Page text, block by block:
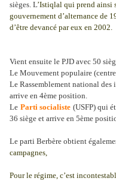
sièges. L’Istiqlal qui prend ainsi
gouvernement d’alternance de
d’être devancé par eux en 2002.
Vient ensuite le PJD avec 50
Le Mouvement populaire
Le Rassemblement national des
arrive en 4ème position.
Le Parti socialiste (USFP) qui
36 siège et arrive en 5ème
Le parti Berbère obtient
campagnes,
Pour le régime, c’est